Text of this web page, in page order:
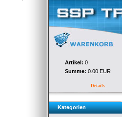
Artikel: 0
Summe: 0.00 EUR
Details..
Kategorien